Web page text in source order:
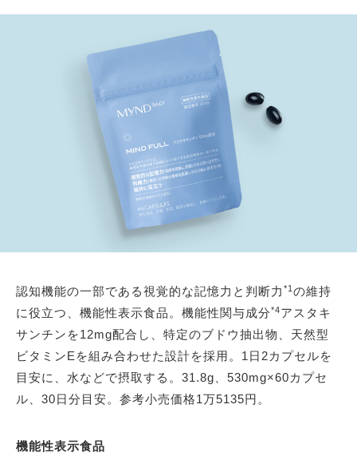
認知機能の一部である視覚的な記憶力と判断力 *1 の維持
に役立つ、機能性表示食品。機能性関与成分*4アスタキ
サンチンを12mg配合し、特定のブドウ抽出物、天然型
ビタミンEを組み合わせた設計を採用。1日2カプセルを
目安に、水などで摂取する。31.8g、530mg×60カプセ
ル、30日分目安。参考小売価格1万5135円。
機能性表示食品